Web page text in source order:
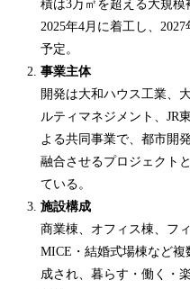
積は3万㎡を超える大規模
2025年4月に着工し、
予定。
事業主体
開発は大和ハウス工業、
ルティマネジメント、JR
よる共同事業で、都市開
融合させるプロジェクト
ている。
施設構成
商業棟、オフィス棟、フ
MICE・結婚式場棟など複
成され、暮らす・働く・